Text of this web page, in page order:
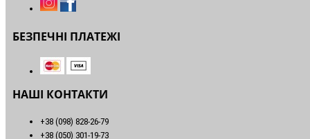
БЕЗПЕЧНІ ПЛАТЕЖІ
НАШІ КОНТАКТИ
+38 (098) 828-26-79
+38 (050) 301-19-73